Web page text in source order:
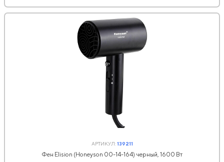
АРТИКУЛ:139211
Фен Elision (Honeyson 00-14-164) черный, 1600 Вт